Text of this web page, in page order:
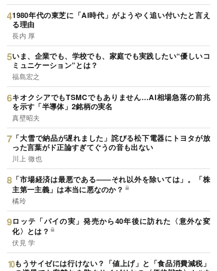
1980年代の東芝に「AI時代」がようやく追い付いたと言え
る理由
長内 厚
いま、企業でも、学校でも、家庭でも実践したい“優しいコ
ミュニケーション”とは？
福島宏之
キオクシアでもTSMCでもありません…AI相場急落の前兆
を示す「半導体」2銘柄の実名
真壁昭夫
「大雪で納品が遅れました」詫びる松下電器にトヨタが放
った言葉がド正論すぎてぐうの音も出ない
川上 徹也
「市場経済は最悪である――それ以外を除いては」。「株
主第一主義」は本当に悪なのか？
橘玲
ロッテ「パイの実」発売から40年後に訪れた〈意外な変
化〉とは？
伏見 学
もうサイゼには行けない？「値上げ」と「食品消費減税」